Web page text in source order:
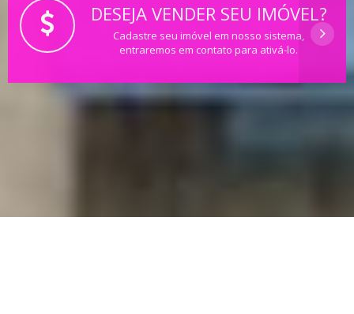
DESEJA VENDER SEU IMÓVEL?
Cadastre seu imóvel em nosso sistema,
entraremos em contato para ativá-lo.